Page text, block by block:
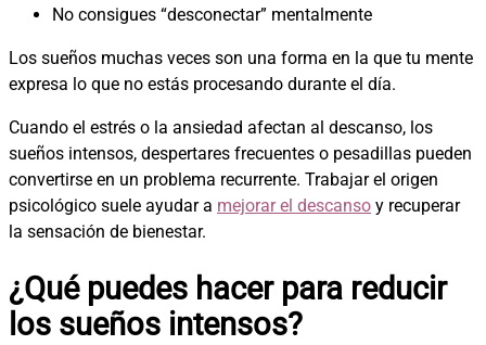
No consigues “desconectar” mentalmente
Los sueños muchas veces son una forma en la que tu mente
expresa lo que no estás procesando durante el día.
Cuando el estrés o la ansiedad afectan al descanso, los
sueños intensos, despertares frecuentes o pesadillas pueden
convertirse en un problema recurrente. Trabajar el origen
psicológico suele ayudar a mejorar el descanso y recuperar
la sensación de bienestar.
¿Qué puedes hacer para reducir
los sueños intensos?